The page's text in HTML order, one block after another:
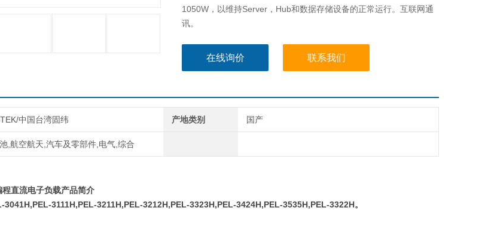
1050W，以维持Server，Hub和数据存储设备的正常运行。互联网通
讯。
在线询价 联系我们
中国台湾固纬 产地类别 国产
,航空航天,汽车及零部件,电气,综合
直流电子负载产品简介
3041H,PEL-3111H,PEL-3211H,PEL-3212H,PEL-3323H,PEL-3424H,PEL-3535H,PEL-3322H。